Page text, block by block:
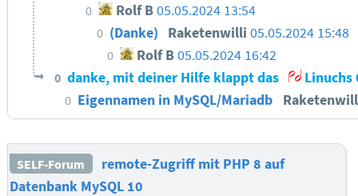
0 Rolf B05.05.2024 13:54
0 (Danke) Raketenwilli05.05.2024 15:48
0 Rolf B05.05.2024 16:42
0 danke, mit deiner Hilfe klappt das Linuchs
0 Eigennamen in MySQL/Mariadb
SELF-Forum
remote-Zugriff mit PHP 8 auf
Datenbank MySQL 10